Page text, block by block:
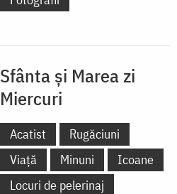
Sfânta și Marea zi
Miercuri
Acatist
Rugăciuni
Viață
Minuni
Icoane
Locuri de pelerinaj